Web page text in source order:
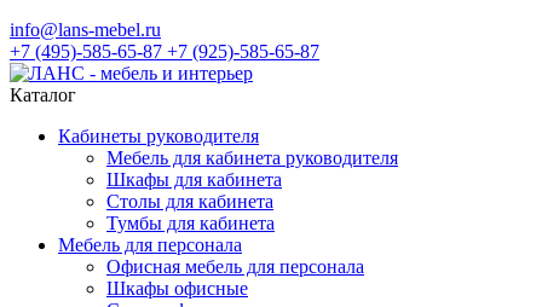
info@lans-mebel.ru
+7 (495)-585-65-87 +7 (925)-585-65-87
Каталог
Кабинеты руководителя
Мебель для кабинета руководителя
Шкафы для кабинета
Столы для кабинета
Тумбы для кабинета
Мебель для персонала
Офисная мебель для персонала
Шкафы офисные